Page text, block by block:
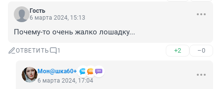
Гость
6 марта 2024, 15:13
Почему-то очень жалко лошадку...
ОТВЕТИТЬ 1 +2 –0
Мон@шка60+
6 марта 2024, 17:04